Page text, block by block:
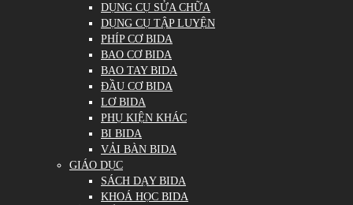
DỤNG CỤ SỬA CHỮA
DỤNG CỤ TẬP LUYỆN
PHÍP CƠ BIDA
BAO CƠ BIDA
BAO TAY BIDA
ĐẦU CƠ BIDA
LƠ BIDA
PHỤ KIỆN KHÁC
BI BIDA
VẢI BÀN BIDA
GIÁO DỤC
SÁCH DẠY BIDA
KHOÁ HỌC BIDA